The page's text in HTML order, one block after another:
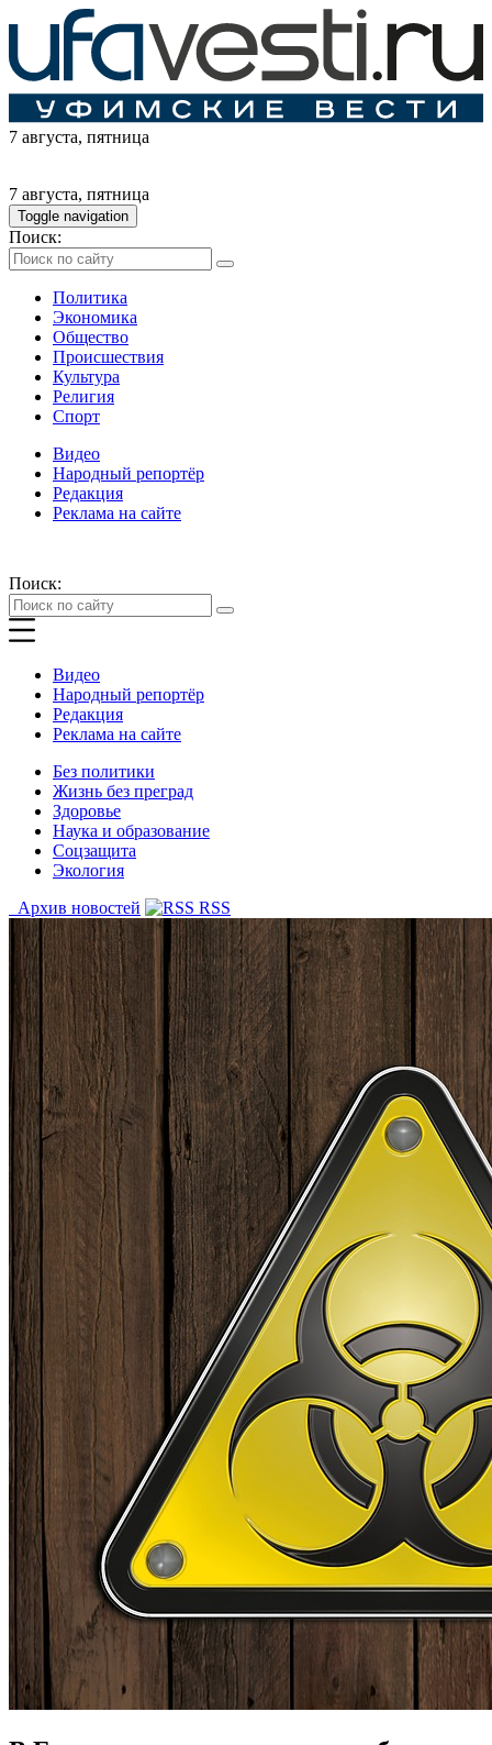
7 августа, пятница
7 августа, пятница
Toggle navigation
Поиск:
Политика
Экономика
Общество
Происшествия
Культура
Религия
Спорт
Видео
Народный репортёр
Редакция
Реклама на сайте
Поиск:
Видео
Народный репортёр
Редакция
Реклама на сайте
Без политики
Жизнь без преград
Здоровье
Наука и образование
Соцзащита
Экология
Архив новостей
RSS